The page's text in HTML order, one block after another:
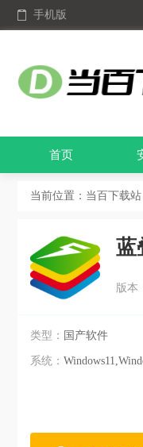
手机版
首页
当前位置： 当百下载站
蓝
版本
类型： 国产软件
系统：